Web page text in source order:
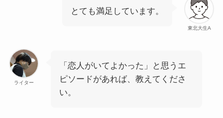
東北大生A
とても満足しています。
ライター
「恋人がいてよかった」と思うエ
ピソードがあれば、教えてくださ
い。